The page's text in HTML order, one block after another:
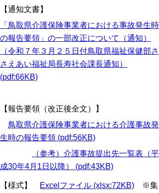
【通知文書】
「鳥取県介護保険事業者における事故発生時
の報告要領」の一部改正について（通知）
（令和７年３月２５日付鳥取県福祉保健部さ
さえあい福祉局長寿社会課長通知）
(pdf:66KB)
【報告要領（改正後全文）】
鳥取県介護保険事業者における介護事故発
生時の報告要領 (pdf:56KB)
（参考）介護事故提出先一覧表（平
成30年4月1日以降） (pdf:43KB)
【様式】 Excelファイル (xlsx:72KB) ※集